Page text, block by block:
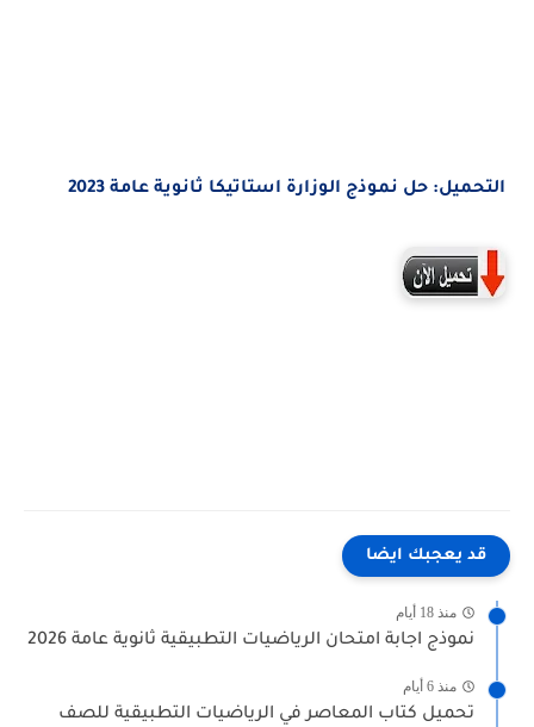
حل نموذج الوزارة استاتيكا ثانوية عامة2023
يعجبك ايضا
منذ 18 أيام
اجابة امتحان الرياضيات التطبيقية ثانوية عامة 2026
منذ 6 أيام
كتاب المعاصر في الرياضيات التطبيقية للصف